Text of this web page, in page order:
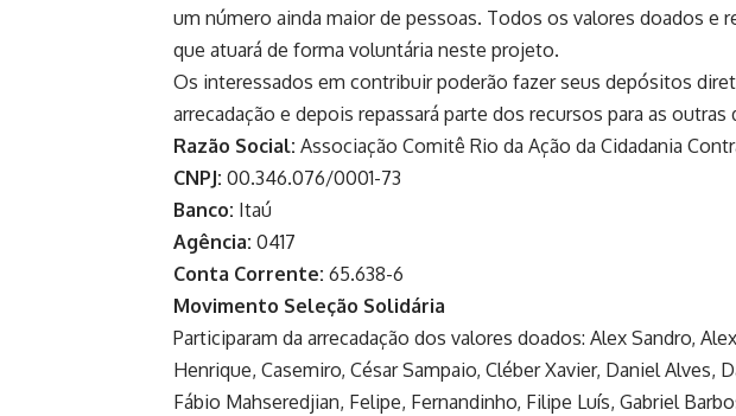
um número ainda maior de pessoas. Todos os valores doados e
que atuará de forma voluntária neste projeto.
Os interessados em contribuir poderão fazer seus depósitos
arrecadação e depois repassará parte dos recursos para as outras
Razão Social: Associação Comitê Rio da Ação da Cidadania
CNPJ: 00.346.076/0001-73
Banco: Itaú
Agência: 0417
Conta Corrente: 65.638-6
Movimento Seleção Solidária
Participaram da arrecadação dos valores doados: Alex Sandro,
Henrique, Casemiro, César Sampaio, Cléber Xavier, Daniel
Fábio Mahseredjian, Felipe, Fernandinho, Filipe Luís, Gabriel